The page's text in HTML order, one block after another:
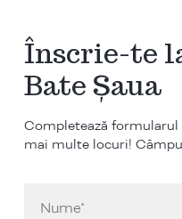
Înscrie-te
Bate Șaua
Completează formularul
mai multe locuri!